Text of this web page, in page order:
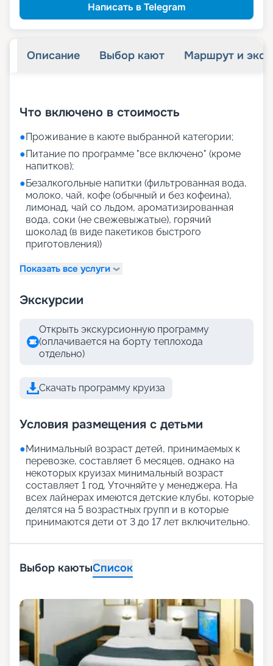
Написать в Telegram
Описание Выбор кают Маршрут и
Что включено в стоимость
●Проживание в каюте выбранной категории;
●Питание по программе "все включено" (кроме
напитков);
●Безалкогольные напитки (фильтрованная вода,
молоко, чай, кофе (обычный и без кофеина),
лимонад, чай со льдом, ароматизированная
вода, соки (не свежевыжатые), горячий
шоколад (в виде пакетиков быстрого
приготовления))
Показать все услуги
Экскурсии
Открыть экскурсионную программу
(оплачивается на борту теплохода
отдельно)
Скачать программу круиза
Условия размещения с детьми
●Минимальный возраст детей, принимаемых к
перевозке, составляет 6 месяцев, однако на
некоторых круизах минимальный возраст
составляет 1 год. Уточняйте у менеджера. На
всех лайнерах имеются детские клубы, которые
делятся на 5 возрастных групп и в которые
принимаются дети от 3 до 17 лет включительно.
Выбор каютыСписок